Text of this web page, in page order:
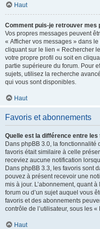
Haut
Comment puis-je retrouver mes
Vos propres messages peuvent
« Afficher vos messages » dans
cliquant sur le lien « Rechercher
votre propre profil ou soit en
partie supérieure du forum. Pour
sujets, utilisez la recherche
qui vous sont disponibles.
Haut
Favoris et abonnements
Quelle est la différence entre
Dans phpBB 3.0, la fonctionnalité
favoris était similaire à celle
receviez aucune notification
Dans phpBB 3.3, les favoris sont
pouvez à présent recevoir une
mis à jour. L’abonnement, quant
forum ou d’un sujet auquel vous
favoris et des abonnements
contrôle de l’utilisateur, sous les
Haut